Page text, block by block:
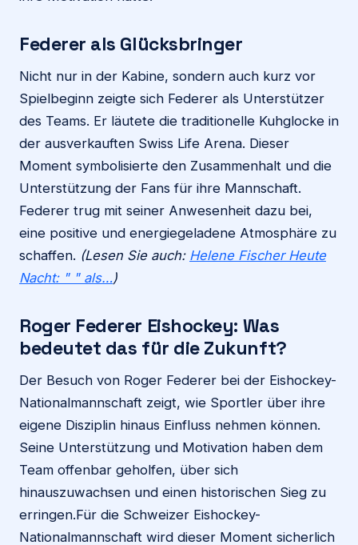
Federer als Glücksbringer
Nicht nur in der Kabine, sondern auch kurz vor
Spielbeginn zeigte sich Federer als Unterstützer
des Teams. Er läutete die traditionelle Kuhglocke in
der ausverkauften Swiss Life Arena. Dieser
Moment symbolisierte den Zusammenhalt und die
Unterstützung der Fans für ihre Mannschaft.
Federer trug mit seiner Anwesenheit dazu bei,
eine positive und energiegeladene Atmosphäre zu
schaffen. (Lesen Sie auch: Helene Fischer Heute
Nacht: " " als…)
Roger Federer Eishockey: Was
bedeutet das für die Zukunft?
Der Besuch von Roger Federer bei der Eishockey-
Nationalmannschaft zeigt, wie Sportler über ihre
eigene Disziplin hinaus Einfluss nehmen können.
Seine Unterstützung und Motivation haben dem
Team offenbar geholfen, über sich
hinauszuwachsen und einen historischen Sieg zu
erringen.Für die Schweizer Eishockey-
Nationalmannschaft wird dieser Moment sicherlich